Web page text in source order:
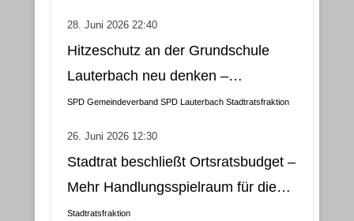
28. Juni 2026 22:40
Hitzeschutz an der Grundschule
Lauterbach neu denken –
Klimatisierung als wirtschaftliche
SPD Gemeindeverband SPD Lauterbach Stadtratsfraktion
26. Juni 2026 12:30
Stadtrat beschließt Ortsratsbudget –
Mehr Handlungsspielraum für die
Gemeindebezirke
Stadtratsfraktion